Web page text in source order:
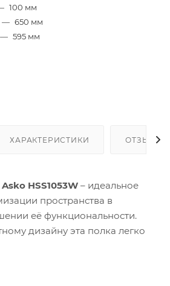
100 мм
— 650 мм
— 595 мм
ХАРАКТЕРИСТИКИ ОТЗЫВЫ
HSS1053W – идеальное
пространства в
её функциональности.
дизайну эта полка легко